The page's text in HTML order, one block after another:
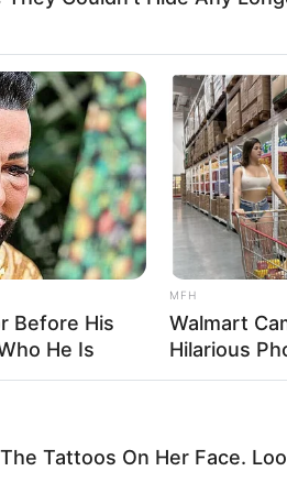
(foto: telkomuniversity)
universitas terbaik di Bandung selalu
mengejutkan, karena Telkom
satu menurut indikator Webometrics.
Before His
He Is
MFH
Walmart
Hilarious
Tattoos On Her Face.